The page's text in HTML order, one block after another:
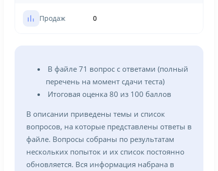
Продаж 0
В файле 71 вопрос с ответами (полный
перечень на момент сдачи теста)
Итоговая оценка 80 из 100 баллов
В описании приведены темы и список
вопросов, на которые представлены ответы в
файле. Вопросы собраны по результатам
нескольких попыток и их список постоянно
обновляется. Вся информация набрана в